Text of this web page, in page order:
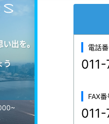
出を。
う
電話
FAX番